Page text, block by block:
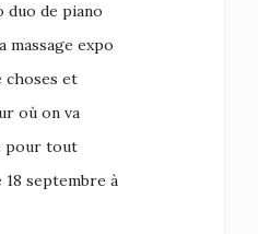
duo de piano
massage expo
choses et
où on va
pour tout
septembre à